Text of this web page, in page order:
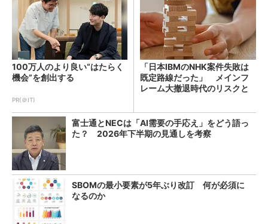
100万人のより良い“はたらく
機会”を創出する
PR(＠IT)
「日本IBMのNHK案件失敗は
既定路線だった」 メインフ
レーム大撤退時代のリスクと
富士通とNECは「AI需要の手応え」をどう語っ
た？ 2026年下半期の見通しを考察
SBOMの最小要素が5年ぶり改訂 何が必須に
なるのか